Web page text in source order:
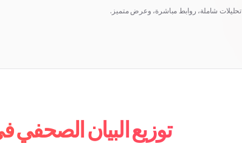
تحليلات شاملة، روابط مباشرة، وعرض متميز.
توزيع البيان الصحفي